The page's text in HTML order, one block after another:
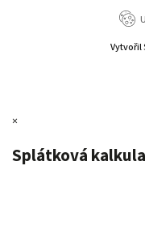
Vytvořil
×
Splátková